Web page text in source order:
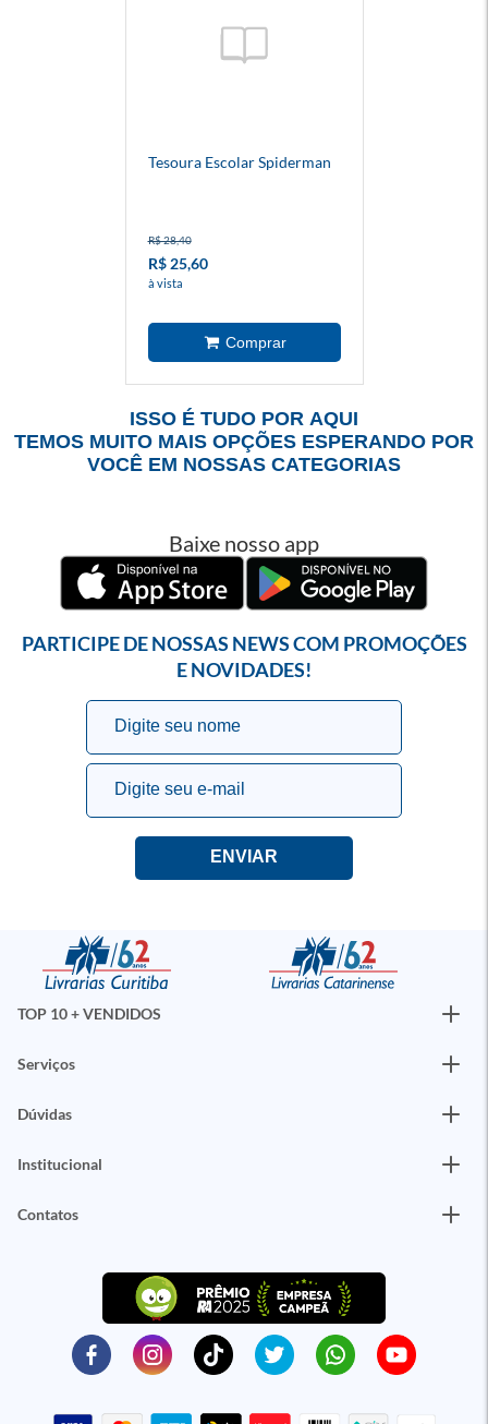
Tesoura Escolar Spiderman
R$ 28,40
R$ 25,60
à vista
ISSO É TUDO POR AQUI
TEMOS MUITO MAIS OPÇÕES ESPERANDO POR
VOCÊ EM NOSSAS CATEGORIAS
Baixe nosso app
PARTICIPE DE NOSSAS NEWS COM PROMOÇÕES
E NOVIDADES!
TOP 10 + VENDIDOS
Serviços
Dúvidas
Institucional
Contatos